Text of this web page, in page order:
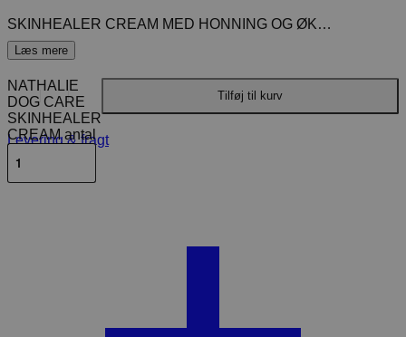
SKINHEALER CREAM MED HONNING OG ØKOLOGISK PILEEKSTRAKT Nathalie Calming Skinhealer Cream er drøj og meget effektiv. En hudpleje creme med naturlige, virksomme ingredienser til pleje af overfladiske skrammer og rifter. Honning og økologisk pileekstrakt hjælper til hurtigere heling og styrker hudens egen bakterieflora. Indhold 50 ml.
NATHALIE
DOG CARE
SKINHEALER
CREAM antal
Tilføj til kurv
Levering & fragt